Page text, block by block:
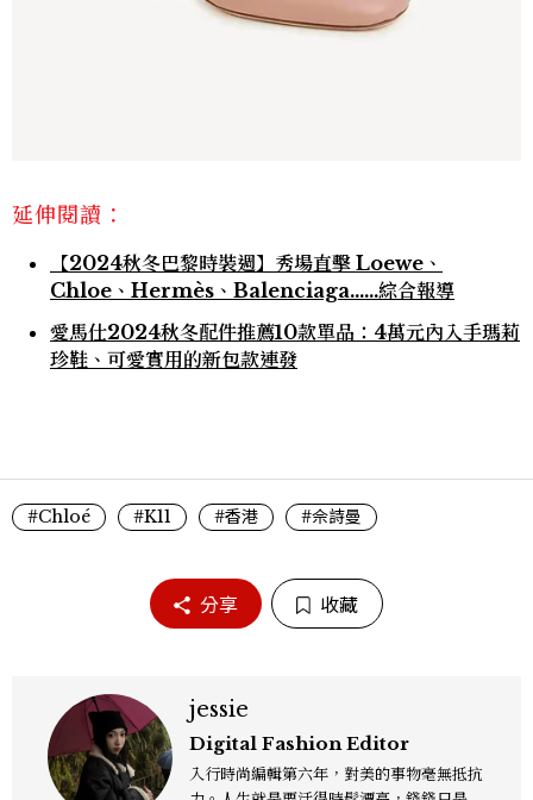
延伸閱讀：
【2024秋冬巴黎時裝週】秀場直擊 Loewe、
Chloe、Hermès、Balenciaga......綜合報導
愛馬仕2024秋冬配件推薦10款單品：4萬元內入手瑪莉
珍鞋、可愛實用的新包款連發
#Chloé #K11 #香港 #佘詩曼
分享 收藏
jessie
Digital Fashion Editor
入行時尚編輯第六年，對美的事物毫無抵抗